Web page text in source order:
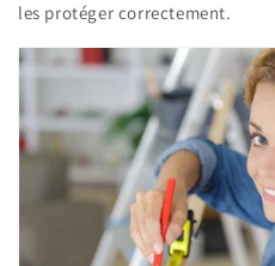
les protéger correctement.